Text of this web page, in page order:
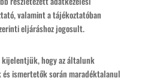
valamint a tájékoztatóban
eljáráshoz jogosult.
hogy az általunk
ismertetők során maradéktalanul